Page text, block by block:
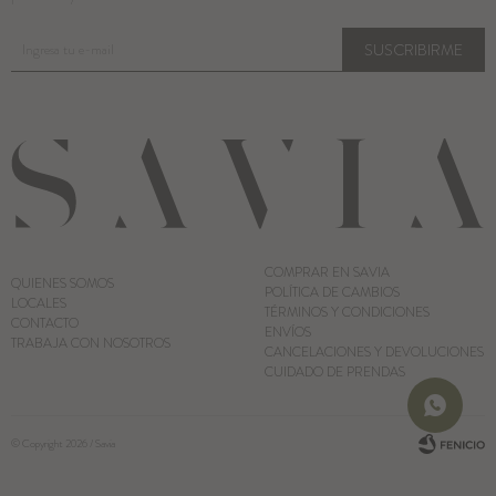
SUSCRIBIRME
QUIENES SOMOS
LOCALES
CONTACTO
TRABAJA CON NOSOTROS
COMPRAR EN SAVIA
POLÍTICA DE CAMBIOS
TÉRMINOS Y CONDICIONES
ENVÍOS
CANCELACIONES Y DEVOLUCIONES
CUIDADO DE PRENDAS
© Copyright 2026 / Savia